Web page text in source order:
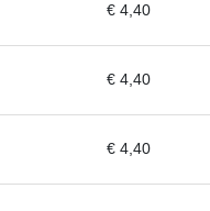
€ 4,40
€ 4,40
€ 4,40